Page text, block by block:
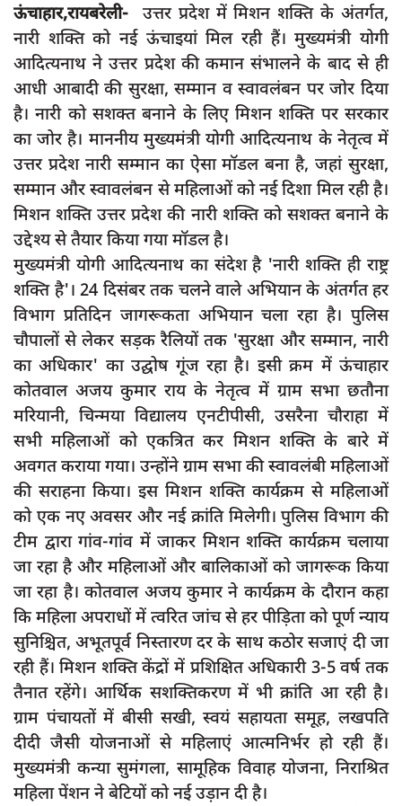
खेल
latest
प्रशासनिक
दुर्घटना
editors-pick
other
Login
Register
English
ऊंचाहार,रायबरेली- उत्तर प्रदेश में मिशन शक्ति के अंतर्गत,
नारी शक्ति को नई ऊंचाइयां मिल रही हैं। मुख्यमंत्री योगी
आदित्यनाथ ने उत्तर प्रदेश की कमान संभालने के बाद से ही
आधी आबादी की सुरक्षा, सम्मान व स्वावलंबन पर जोर दिया
है। नारी को सशक्त बनाने के लिए मिशन शक्ति पर सरकार
का जोर है। माननीय मुख्यमंत्री योगी आदित्यनाथ के नेतृत्व में
उत्तर प्रदेश नारी सम्मान का ऐसा मॉडल बना है, जहां सुरक्षा,
सम्मान और स्वावलंबन से महिलाओं को नई दिशा मिल रही है।
मिशन शक्ति उत्तर प्रदेश की नारी शक्ति को सशक्त बनाने के
उद्देश्य से तैयार किया गया मॉडल है।
मुख्यमंत्री योगी आदित्यनाथ का संदेश है 'नारी शक्ति ही राष्ट्र
शक्ति है'। 24 दिसंबर तक चलने वाले अभियान के अंतर्गत हर
विभाग प्रतिदिन जागरूकता अभियान चला रहा है। पुलिस
चौपालों से लेकर सड़क रैलियों तक 'सुरक्षा और सम्मान, नारी
का अधिकार' का उद्घोष गूंज रहा है। इसी क्रम में ऊंचाहार
कोतवाल अजय कुमार राय के नेतृत्व में ग्राम सभा छतौना
मरियानी, चिन्मया विद्यालय एनटीपीसी, उसरैना चौराहा में
सभी महिलाओं को एकत्रित कर मिशन शक्ति के बारे में
अवगत कराया गया। उन्होंने ग्राम सभा की स्वावलंबी महिलाओं
की सराहना किया। इस मिशन शक्ति कार्यक्रम से महिलाओं
को एक नए अवसर और नई क्रांति मिलेगी। पुलिस विभाग की
टीम द्वारा गांव-गांव में जाकर मिशन शक्ति कार्यक्रम चलाया
जा रहा है और महिलाओं और बालिकाओं को जागरूक किया
जा रहा है। कोतवाल अजय कुमार ने कार्यक्रम के दौरान कहा
कि महिला अपराधों में त्वरित जांच से हर पीड़िता को पूर्ण न्याय
सुनिश्चित, अभूतपूर्व निस्तारण दर के साथ कठोर सजाएं दी जा
रही हैं। मिशन शक्ति केंद्रों में प्रशिक्षित अधिकारी 3-5 वर्ष तक
तैनात रहेंगे। आर्थिक सशक्तिकरण में भी क्रांति आ रही है।
ग्राम पंचायतों में बीसी सखी, स्वयं सहायता समूह, लखपति
दीदी जैसी योजनाओं से महिलाएं आत्मनिर्भर हो रही हैं।
मुख्यमंत्री कन्या सुमंगला, सामूहिक विवाह योजना, निराश्रित
महिला पेंशन ने बेटियों को नई उड़ान दी है।